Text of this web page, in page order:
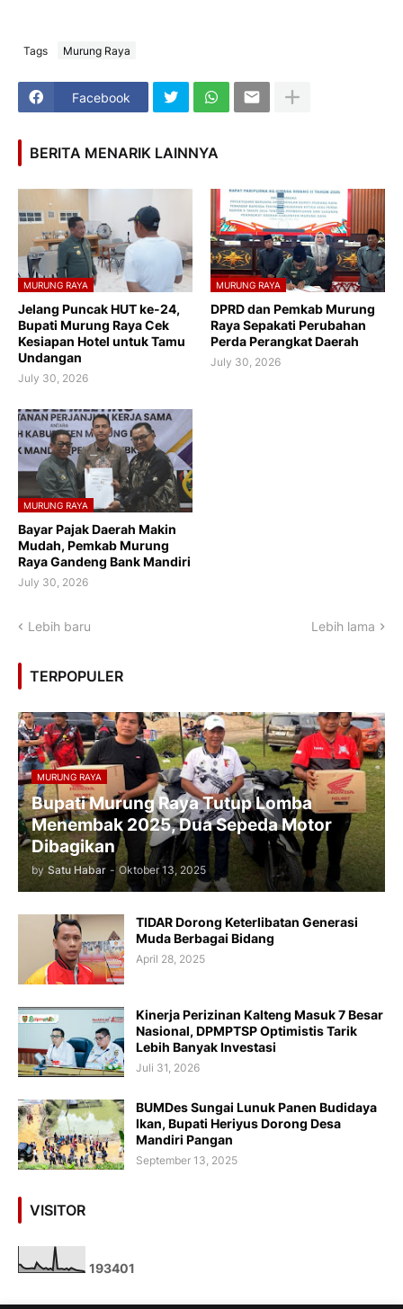
Tags Murung Raya
Facebook
BERITA MENARIK LAINNYA
MURUNG RAYA
Jelang Puncak HUT ke-24,
Bupati Murung Raya Cek
Kesiapan Hotel untuk Tamu
Undangan
July 30, 2026
MURUNG RAYA
DPRD dan Pemkab Murung
Raya Sepakati Perubahan
Perda Perangkat Daerah
July 30, 2026
MURUNG RAYA
Bayar Pajak Daerah Makin
Mudah, Pemkab Murung
Raya Gandeng Bank Mandiri
July 30, 2026
Lebih baru Lebih lama
TERPOPULER
MURUNG RAYA
Bupati Murung Raya Tutup Lomba
Menembak 2025, Dua Sepeda Motor
Dibagikan
by Satu Habar - Oktober 13, 2025
TIDAR Dorong Keterlibatan Generasi
Muda Berbagai Bidang
April 28, 2025
Kinerja Perizinan Kalteng Masuk 7 Besar
Nasional, DPMPTSP Optimistis Tarik
Lebih Banyak Investasi
Juli 31, 2026
BUMDes Sungai Lunuk Panen Budidaya
Ikan, Bupati Heriyus Dorong Desa
Mandiri Pangan
September 13, 2025
VISITOR
193401